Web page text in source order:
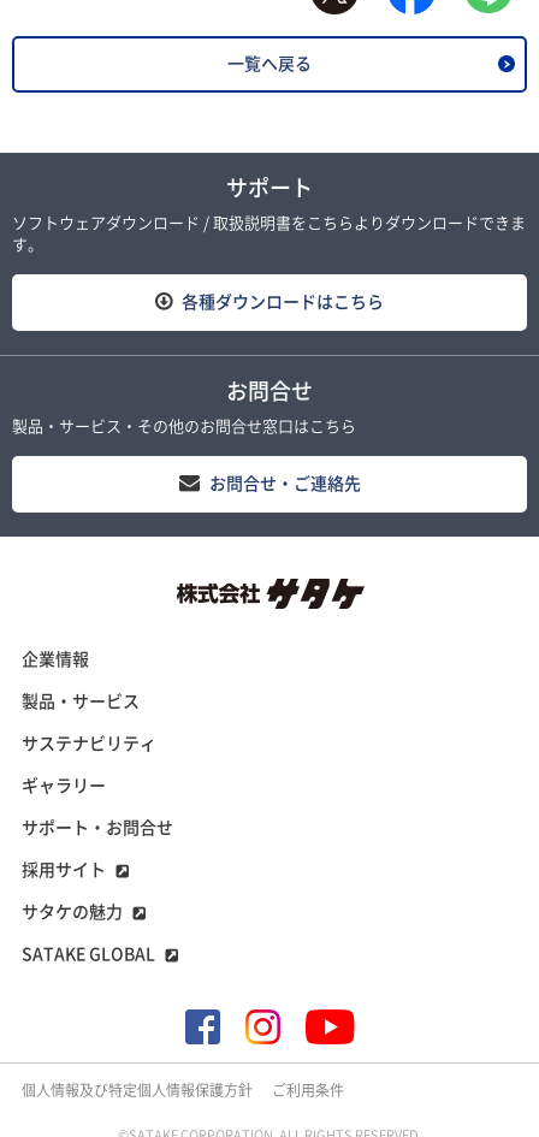
一覧へ戻る
サポート
ソフトウェアダウンロード / 取扱説明書をこちらよりダウンロードできま
す。
各種ダウンロードはこちら
お問合せ
製品・サービス・その他のお問合せ窓口はこちら
お問合せ・ご連絡先
企業情報
製品・サービス
サステナビリティ
ギャラリー
サポート・お問合せ
採用サイト
サタケの魅力
SATAKE GLOBAL
個人情報及び特定個人情報保護方針 ご利用条件